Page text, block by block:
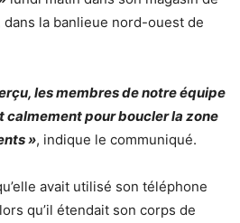
la banlieue nord-ouest de
les membres de notre équipe
calmement pour boucler la zone
», indique le communiqué.
avait utilisé son téléphone
qu’il étendait son corps de